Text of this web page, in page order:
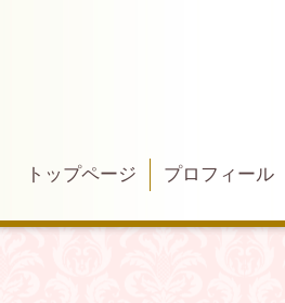
トップページ プロフィール